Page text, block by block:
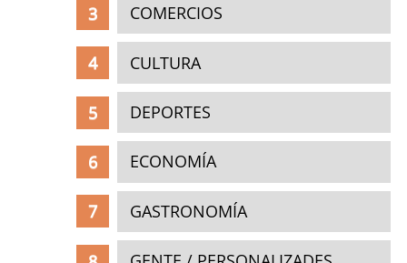
COMERCIOS
CULTURA
DEPORTES
ECONOMÍA
GASTRONOMÍA